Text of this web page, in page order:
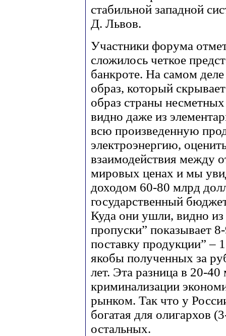
стабильной западной
Д. Львов.
Участники форума
сложилось четкое
банкроте. На самом
образ, который
образ страны
видно даже из
всю произведенную
электроэнергию,
взаимодействия между
мировых ценах и мы
доходом 60-80 млрд
государственный
Куда они ушли, видно
пропуски” показывает
поставку продукции” –
якобы полученных за
лет. Эта разница в 20-40
криминализации
рынком. Так что у
богатая для олигархов
остальных.